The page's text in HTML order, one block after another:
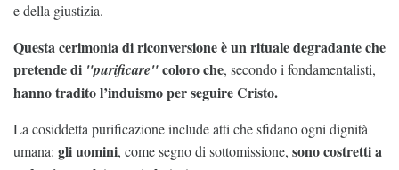
e della giustizia.
Questa cerimonia di riconversione è un rituale degradante che
pretende di "purificare"coloro che, secondo i fondamentalisti,
hanno tradito l’induismo per seguire Cristo.
La cosiddetta purificazione include atti che sfidano ogni dignità
umana: gli uomini, come segno di sottomissione, sono costretti a